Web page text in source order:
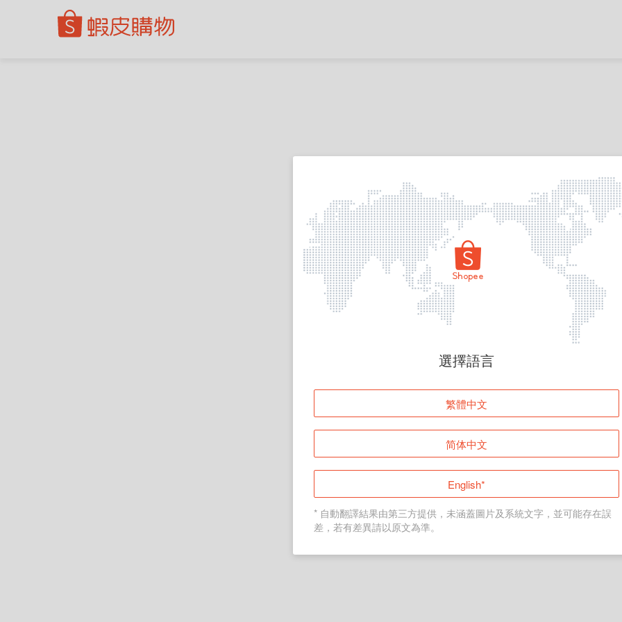
頁面無法顯示
登入
返回首頁
選擇語言
繁體中文
简体中文
English*
* 自動翻譯結果由第三方提供，未涵蓋圖片及系統文字，並可能存在誤
差，若有差異請以原文為準。